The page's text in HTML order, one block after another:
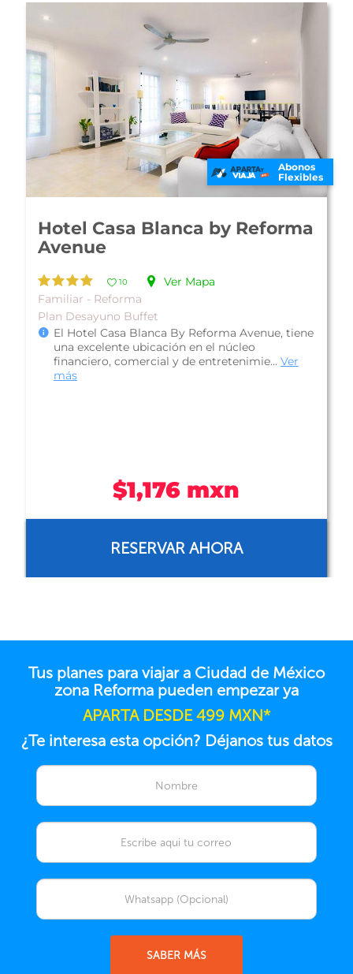
Abonos
Flexibles
Hotel Ambassador México
Económico - Reforma
Plan Solo Hospedaje
Hotel Ambassador México, es una buena
opción de alojamiento en la Ciudad de México
ya que ofrece una privilegiada ubicació...
más
$434 mxn
RESERVAR AHORA
Tus planes para viajar a Ciudad de México
zona Reforma pueden empezar ya
APARTA DESDE 499 MXN*
¿Te interesa esta opción? Déjanos tus datos
SABER MÁS